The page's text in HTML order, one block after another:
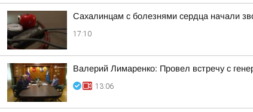
Сахалинцам с болезнями сердца начали
17:10
Валерий Лимаренко: Провел встречу с
13:06